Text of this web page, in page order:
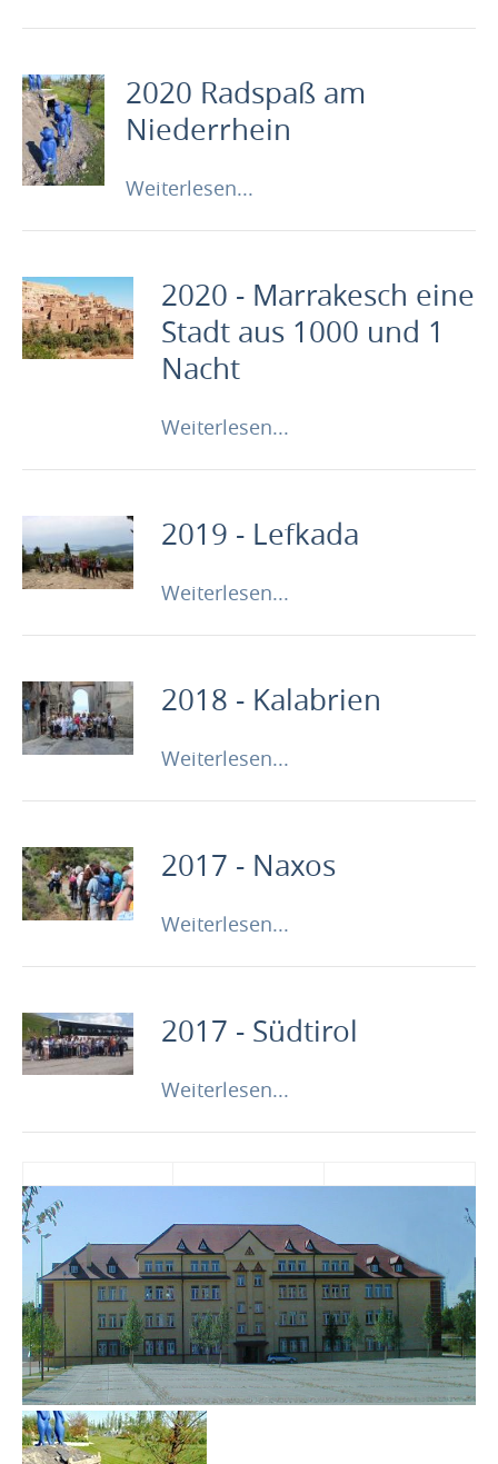
2020 Radspaß am
Niederrhein
Weiterlesen...
2020 - Marrakesch eine
Stadt aus 1000 und 1
Nacht
Weiterlesen...
2019 - Lefkada
Weiterlesen...
2018 - Kalabrien
Weiterlesen...
2017 - Naxos
Weiterlesen...
2017 - Südtirol
Weiterlesen...